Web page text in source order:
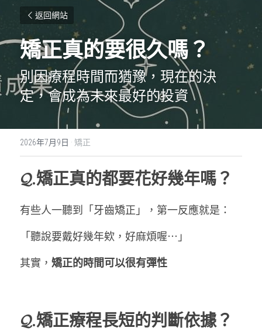
返回網站
矯正真的要很久嗎？
別因療程時間而猶豫，現在的決
定，會成為未來最好的投資
2026年7月9日 · 矯正
𝓠.矯正真的都要花好幾年嗎？
有些人一聽到「牙齒矯正」，第一反應就是：
「聽說要戴好幾年欸，好麻煩喔⋯」
其實， 矯正的時間可以很有彈性
𝓠.矯正療程長短的判斷依據？